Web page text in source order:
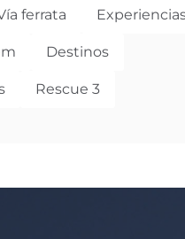
ferrata
Destinos
Rescue 3